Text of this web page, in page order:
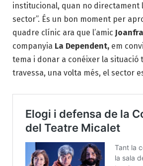
institucional, quan no directament
sector”. És un bon moment per
quadre clínic ara que l’amic
companyia La Dependent, em
tema i donar a conéixer la situació
travessa, una volta més, el sector